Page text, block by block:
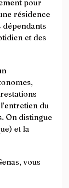
pour
résidence
dépendants
et des
du
On distingue
et la
vous